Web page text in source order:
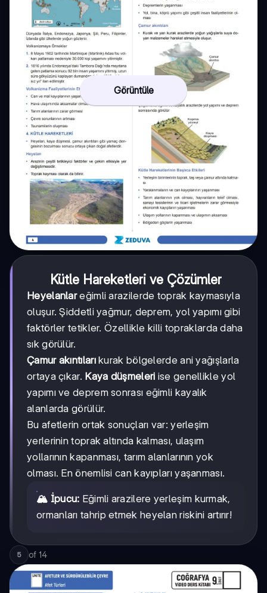
Görüntüle
Kütle Hareketleri ve Çözümler
Heyelanlareğimli arazilerde toprak kaymasıyla
oluşur. Şiddetli yağmur, deprem, yol yapımı gibi
faktörler tetikler. Özellikle killi topraklarda daha
sık görülür.
Çamur akıntılarıkurak bölgelerde ani yağışlarla
ortaya çıkar. Kaya düşmeleri ise genellikle yol
yapımı ve deprem sonrası eğimli kayalık
alanlarda görülür.
Bu afetlerin ortak sonuçları var: yerleşim
yerlerinin toprak altında kalması, ulaşım
yollarının kapanması, tarım alanlarının yok
olması. En önemlisi can kayıpları yaşanması.
🏔️ İpucu: Eğimli arazilere yerleşim kurmak,
ormanları tahrip etmek heyelan riskini artırır!
5 of 14